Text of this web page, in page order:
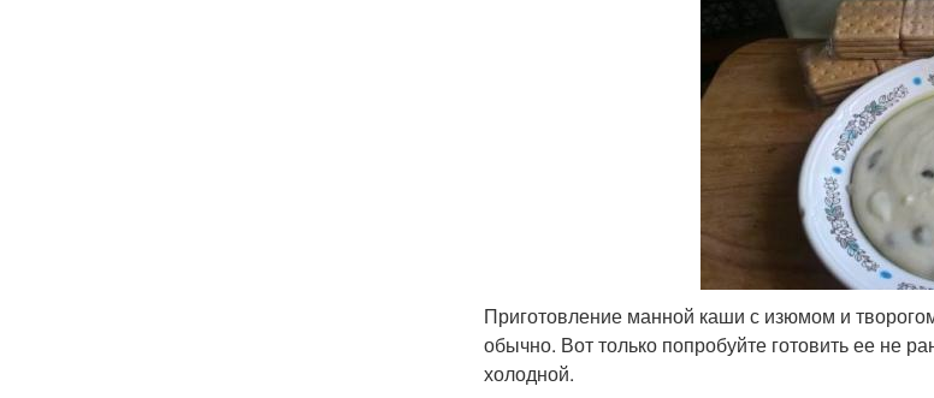
Приготовление манной каши с изюмом и
обычно. Вот только попробуйте готовить ее не
холодной.